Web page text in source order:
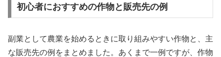
初心者におすすめの作物と販売先の例
副業として農業を始めるときに取り組みやすい作物と、主
な販売先の例をまとめました。あくまで一例ですが、作物